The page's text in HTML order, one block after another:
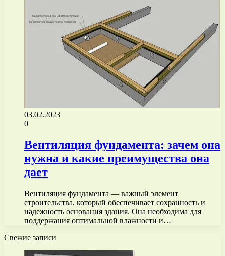
03.02.2023
0
Вентиляция фундамента: зачем она
нужна и какие преимущества она
дает
Вентиляция фундамента — важный элемент
строительства, который обеспечивает сохранность и
надежность основания здания. Она необходима для
поддержания оптимальной влажности и…
Свежие записи